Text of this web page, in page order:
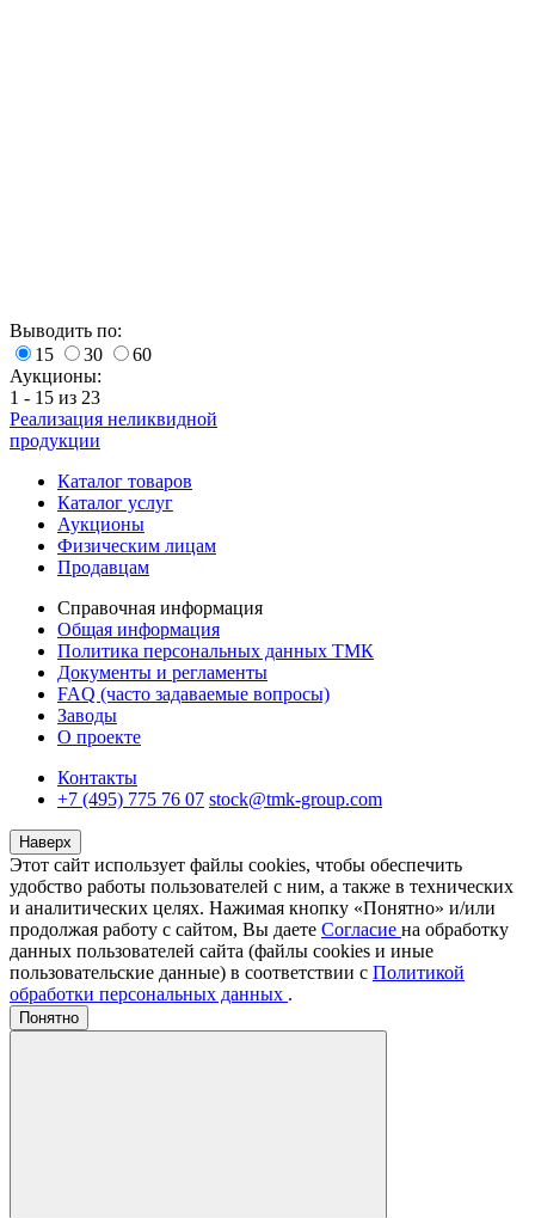
Выводить по:
15
30
60
Аукционы:
1 - 15 из 23
Реализация неликвидной
продукции
Каталог товаров
Каталог услуг
Аукционы
Физическим лицам
Продавцам
Справочная информация
Общая информация
Политика персональных данных ТМК
Документы и регламенты
FAQ (часто задаваемые вопросы)
Заводы
О проекте
Контакты
+7 (495) 775 76 07 stock@tmk-group.com
Наверх
Этот сайт использует файлы cookies, чтобы обеспечить
удобство работы пользователей с ним, а также в технических
и аналитических целях. Нажимая кнопку «Понятно» и/или
продолжая работу с сайтом, Вы даете Согласие на обработку
данных пользователей сайта (файлы cookies и иные
пользовательские данные) в соответствии с Политикой
обработки персональных данных .
Понятно